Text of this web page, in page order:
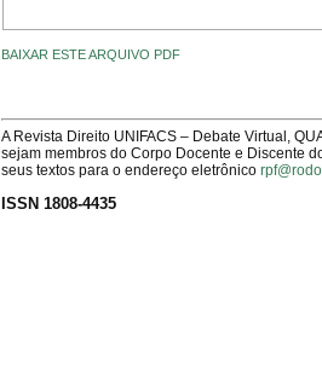
BAIXAR ESTE ARQUIVO PDF
A Revista Direito UNIFACS – Debate Virtual,
sejam membros do Corpo Docente e Discente
seus textos para o endereço eletrônico
ISSN 1808-4435